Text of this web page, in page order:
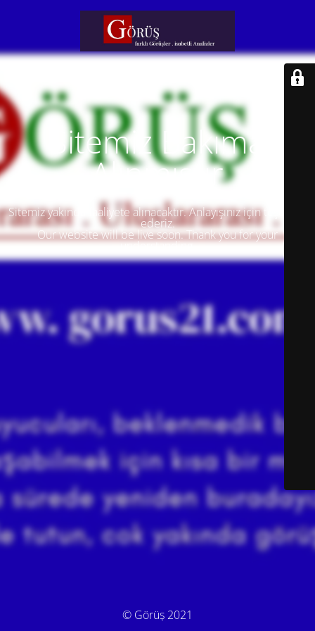
Sitemiz Bakıma
Alınmıştır
Sitemiz yakında faaliyete alınacaktır. Anlayışınız için teşekkür
ederiz.
Our website will be live soon. Thank you for your
understanding.
© Görüş 2021